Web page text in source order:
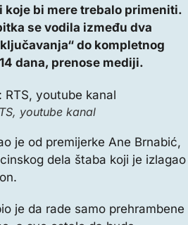
bi mere trebalo primeniti.
se vodila između dva
do kompletnog
dana, prenose mediji.
youtube kanal
je od premijerke Ane Brnabić,
dela štaba koji je izlagao
je da rade samo prehrambene